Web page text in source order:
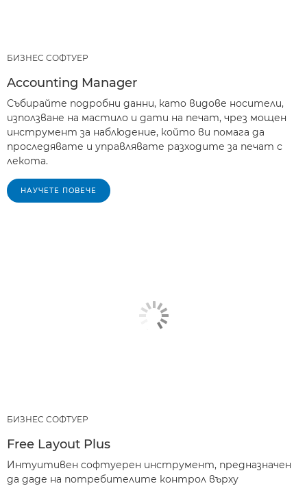
БИЗНЕС СОФТУЕР
Accounting Manager
Събирайте подробни данни, като видове носители,
използване на мастило и дати на печат, чрез мощен
инструмент за наблюдение, който ви помага да
проследявате и управлявате разходите за печат с
лекота.
НАУЧЕТЕ ПОВЕЧЕ
БИЗНЕС СОФТУЕР
Free Layout Plus
Интуитивен софтуерен инструмент, предназначен
да даде на потребителите контрол върху